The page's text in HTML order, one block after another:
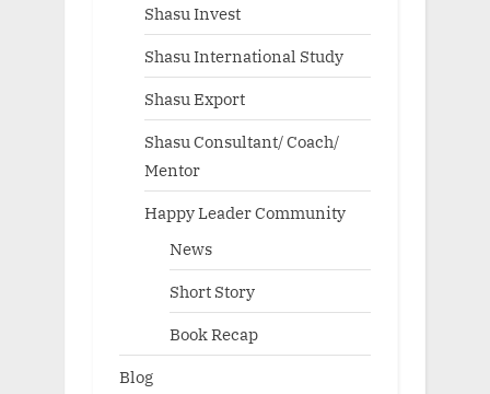
Shasu Invest
Shasu International Study
Shasu Export
Shasu Consultant/ Coach/
Mentor
Happy Leader Community
News
Short Story
Book Recap
Blog